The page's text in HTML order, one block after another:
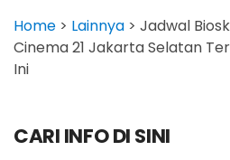
Home > Lainnya > Jadwal
Cinema 21 Jakarta Selatan
Ini
CARI INFO DI SINI